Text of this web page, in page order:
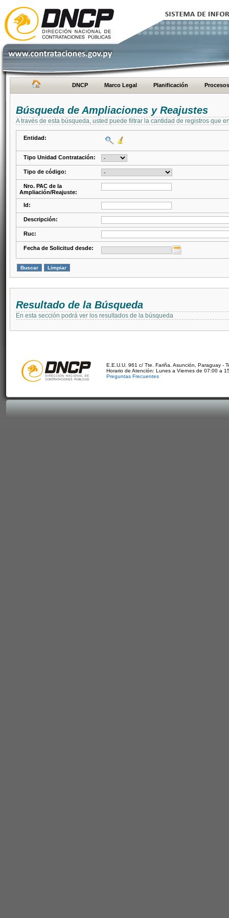
DNCP Marco Legal Planificación Procesos
Búsqueda de Ampliaciones y Reajustes
A través de esta búsqueda, usted puede filtrar la cantidad de registros que
Entidad:
Tipo Unidad Contratación:
Tipo de código:
Nro. PAC de la
Ampliación/Reajuste:
Id:
Descripción:
Ruc:
Fecha de Solicitud desde:
Resultado de la Búsqueda
En esta sección podrá ver los resultados de la búsqueda
E.E.U.U. 961 c/ Tte. Fariña. Asunción, Paraguay -
Horario de Atención: Lunes a Viernes de 07:00 a
Preguntas Frecuentes